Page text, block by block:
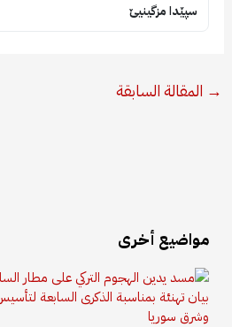
سپێدا مزگینیێ
→ المقالة السابقة
مواضيع أخرى
بيان تهنئة بمناسبة الذكرى السابعة
وشرق سوريا